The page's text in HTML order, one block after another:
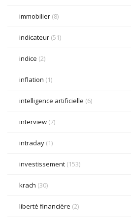
immobilier (8)
indicateur (51)
indice (2)
inflation (1)
intelligence artificielle (6)
interview (7)
intraday (1)
investissement (153)
krach (30)
liberté financière (2)